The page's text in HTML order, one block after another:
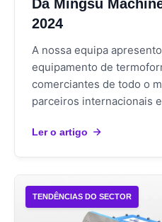
Da Mingsu
2024
A nossa equipa
equipamento de
comerciantes de todo o
parceiros internacionais
Ler o artigo
TENDÊNCIAS DO SECTOR